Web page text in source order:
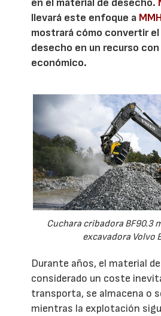
en el material de desecho.
llevará este enfoque a
mostrará cómo convertir
desecho en un recurso
económico.
Cuchara cribadora BF90.3
excavadora Volvo
Durante años, el material
considerado un coste
transporta, se almacena o
mientras la explotación